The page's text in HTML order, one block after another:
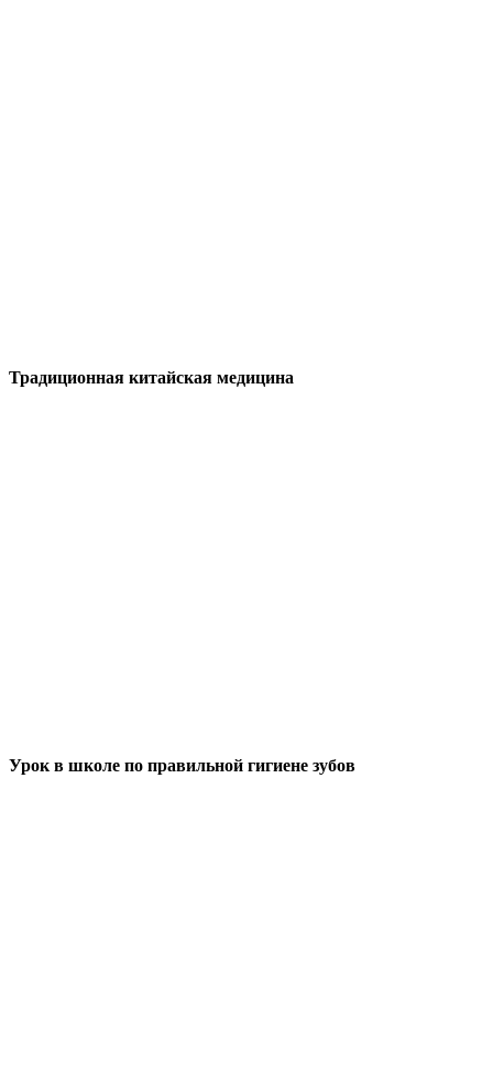
Традиционная китайская медицина
Урок в школе по правильной гигиене зубов